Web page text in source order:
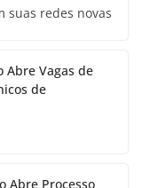
suas redes novas
Abre Vagas de
de
Abre Processo